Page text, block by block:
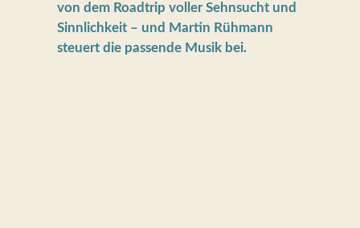
von dem Roadtrip voller Sehnsucht und
Sinnlichkeit – und Martin Rühmann
steuert die passende Musik bei.